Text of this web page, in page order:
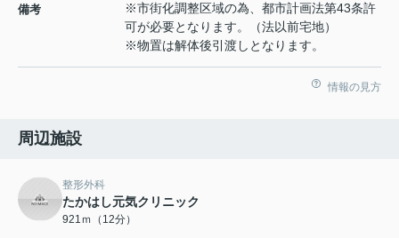
備考
※市街化調整区域の為、都市計画法第43条許
可が必要となります。（法以前宅地）
※物置は解体後引渡しとなります。
情報の見方
周辺施設
整形外科
たかはし元気クリニック
921ｍ（12分）